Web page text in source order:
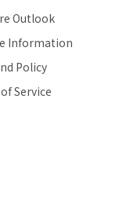
Outlook
Information
Policy
Service